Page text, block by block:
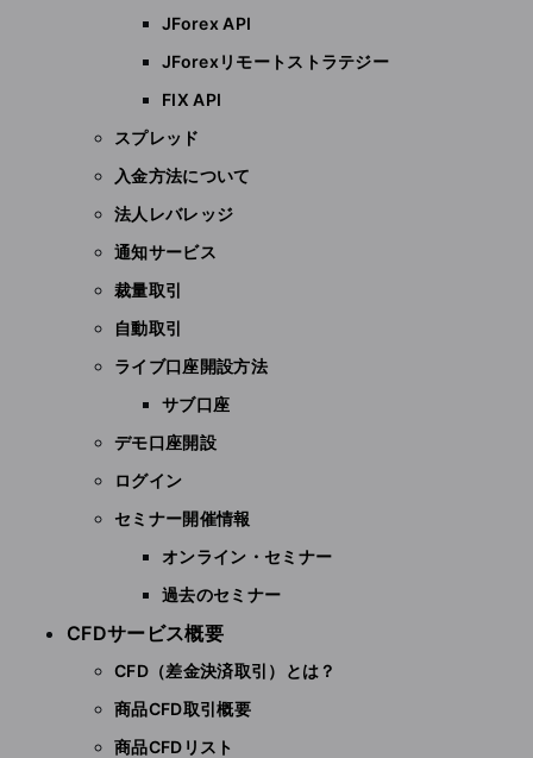
JForex API
JForexリモートストラテジー
FIX API
スプレッド
入金方法について
法人レバレッジ
通知サービス
裁量取引
自動取引
ライブ口座開設方法
サブ口座
デモ口座開設
ログイン
セミナー開催情報
オンライン・セミナー
過去のセミナー
CFDサービス概要
CFD（差金決済取引）とは？
商品CFD取引概要
商品CFDリスト